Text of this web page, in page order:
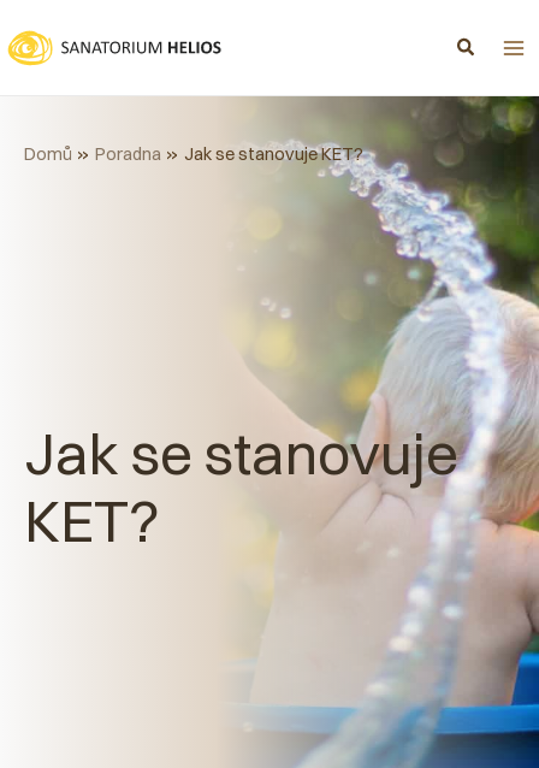
na
obsah
Jak se stanovuje
KET?
Domů Poradna Jak se stanovuje KET?